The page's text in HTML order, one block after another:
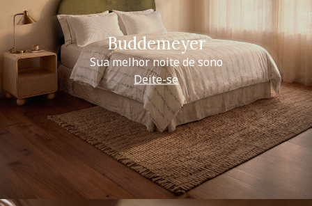
Buddemeyer
Sua melhor noite de sono
Deite-se